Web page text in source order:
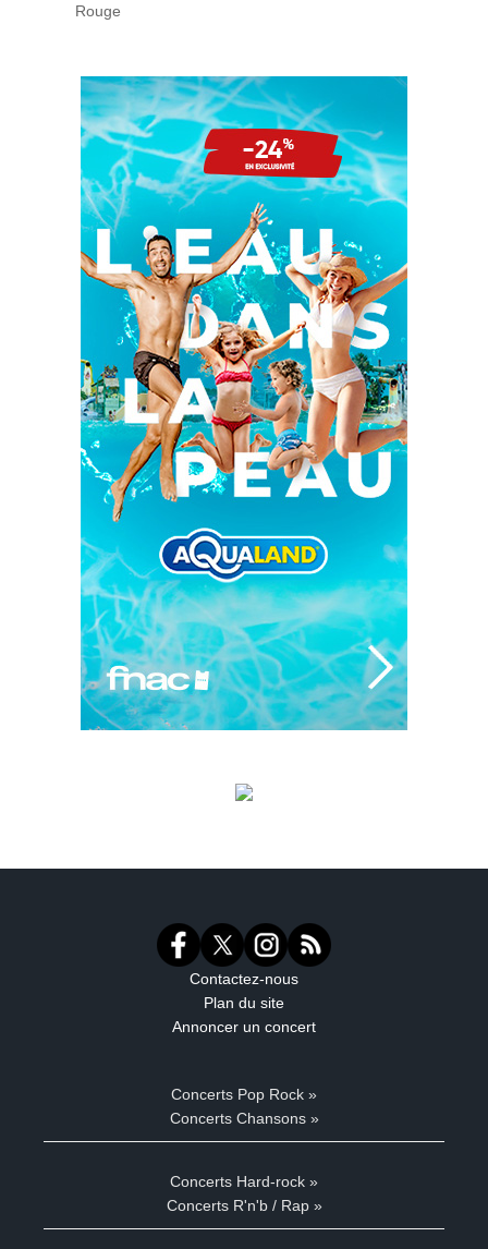
Rouge
Contactez-nous
Plan du site
Annoncer un concert
Concerts Pop Rock »
Concerts Chansons »
Concerts Hard-rock »
Concerts R'n'b / Rap »